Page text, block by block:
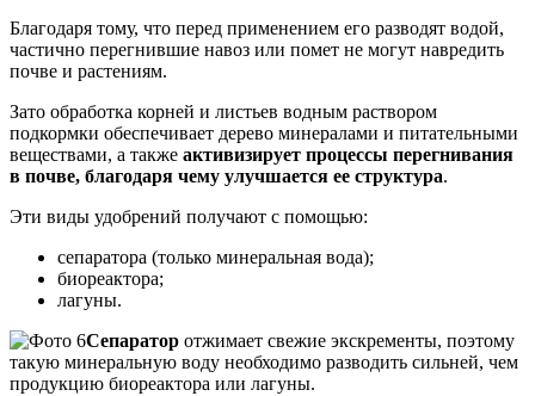
Благодаря тому, что перед применением его разводят водой,
частично перегнившие навоз или помет не могут навредить
почве и растениям.
Зато обработка корней и листьев водным раствором
подкормки обеспечивает дерево минералами и питательными
веществами, а также активизирует процессы перегнивания
в почве, благодаря чему улучшается ее структура.
Эти виды удобрений получают с помощью:
сепаратора (только минеральная вода);
биореактора;
лагуны.
Сепаратор отжимает свежие экскременты, поэтому
такую минеральную воду необходимо разводить сильней, чем
продукцию биореактора или лагуны.